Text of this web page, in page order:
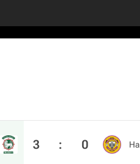
3 : 0